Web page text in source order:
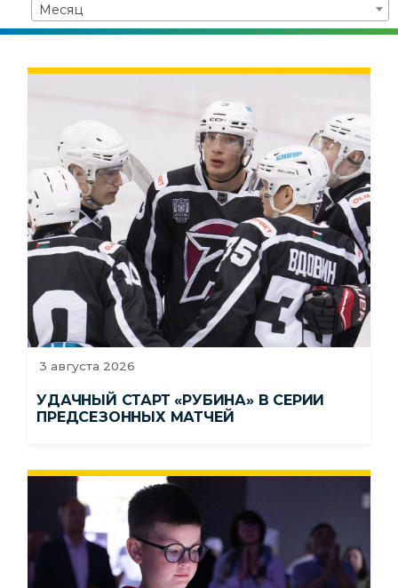
Месяц
3 августа 2026
УДАЧНЫЙ СТАРТ «РУБИНА» В СЕРИИ
ПРЕДСЕЗОННЫХ МАТЧЕЙ